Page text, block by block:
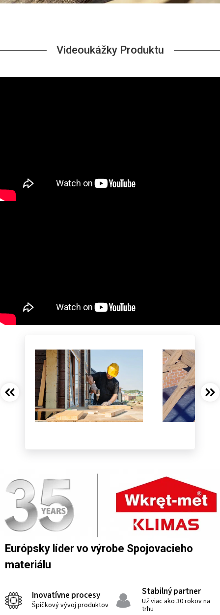
Videoukážky Produktu
Európsky líder vo výrobe Spojovacieho
materiálu
Inovatívne procesy
Špičkový vývoj produktov
Stabilný partner
Už viac ako 30 rokov na
trhu